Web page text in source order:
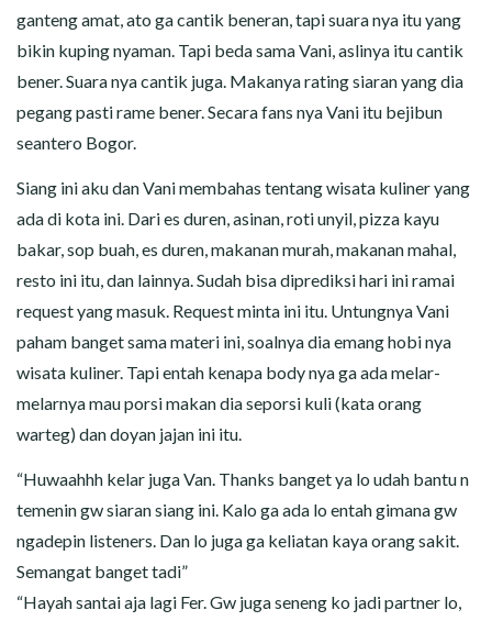
ganteng amat, ato ga cantik beneran, tapi suara nya itu yang
bikin kuping nyaman. Tapi beda sama Vani, aslinya itu cantik
bener. Suara nya cantik juga. Makanya rating siaran yang dia
pegang pasti rame bener. Secara fans nya Vani itu bejibun
seantero Bogor.
Siang ini aku dan Vani membahas tentang wisata kuliner yang
ada di kota ini. Dari es duren, asinan, roti unyil, pizza kayu
bakar, sop buah, es duren, makanan murah, makanan mahal,
resto ini itu, dan lainnya. Sudah bisa diprediksi hari ini ramai
request yang masuk. Request minta ini itu. Untungnya Vani
paham banget sama materi ini, soalnya dia emang hobi nya
wisata kuliner. Tapi entah kenapa body nya ga ada melar-
melarnya mau porsi makan dia seporsi kuli (kata orang
warteg) dan doyan jajan ini itu.
“Huwaahhh kelar juga Van. Thanks banget ya lo udah bantu n
temenin gw siaran siang ini. Kalo ga ada lo entah gimana gw
ngadepin listeners. Dan lo juga ga keliatan kaya orang sakit.
Semangat banget tadi”
“Hayah santai aja lagi Fer. Gw juga seneng ko jadi partner lo,